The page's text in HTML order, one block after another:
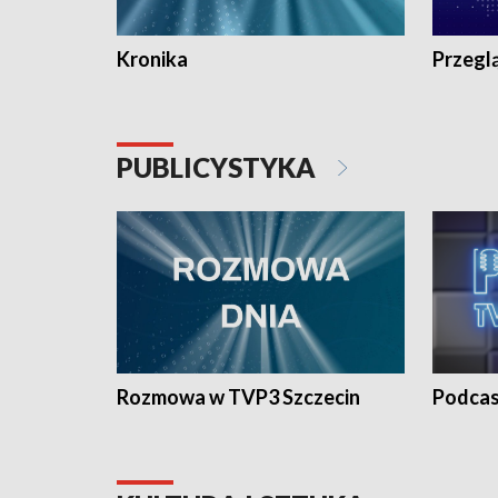
Kronika
PUBLICYSTYKA
Rozmowa w TVP3 Szczecin